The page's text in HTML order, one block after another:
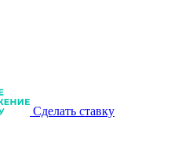
Сделать ставку